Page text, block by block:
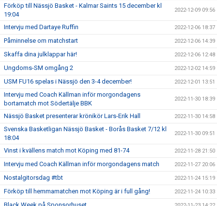
Förköp till Nässjö Basket - Kalmar Saints 15 december kl
19:04
2022-12-09 09:56
Intervju med Dartaye Ruffin 2022-12-06 18:37
Påminnelse om matchstart 2022-12-06 14:39
Skaffa dina julklappar här! 2022-12-06 12:48
Ungdoms-SM omgång 2 2022-12-02 14:59
USM FU16 spelas i Nässjö den 3-4 december! 2022-12-01 13:51
Intervju med Coach Källman inför morgondagens
bortamatch mot Södertälje BBK
2022-11-30 18:39
Nässjö Basket presenterar krönikör Lars-Erik Hall 2022-11-30 14:58
Svenska Basketligan Nässjö Basket - Borås Basket 7/12 kl
18:04
2022-11-30 09:51
Vinst i kvällens match mot Köping med 81-74 2022-11-28 21:50
Intervju med Coach Källman inför morgondagens match 2022-11-27 20:06
Nostalgitorsdag #tbt 2022-11-24 15:19
Förköp till hemmamatchen mot Köping är i full gång! 2022-11-24 10:33